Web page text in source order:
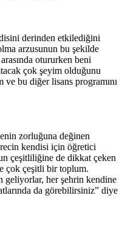
derinden etkilediğini
arzusunun bu şekilde
otururken beni
çok şeyim olduğunu
bu diğer lisans programını
zorluğuna değinen
kendisi için öğretici
çeşitliliğine de dikkat çeken
çok çeşitli bir toplum.
geliyorlar, her şehrin kendine
da görebilirsiniz” diye